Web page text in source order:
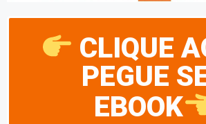
CLIQUE
PEGUE
EBOOK